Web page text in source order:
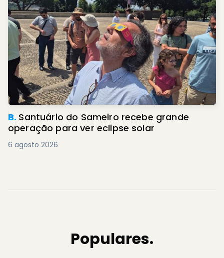
B. Santuário do Sameiro recebe grande
operação para ver eclipse solar
6 agosto 2026
Populares.